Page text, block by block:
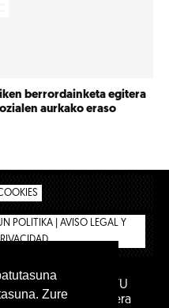
berrordainketa egitera
aurkako eraso
POLITIKA | AVISO LEGAL Y
AFILIATU
Euskara Gaztelera
Zure